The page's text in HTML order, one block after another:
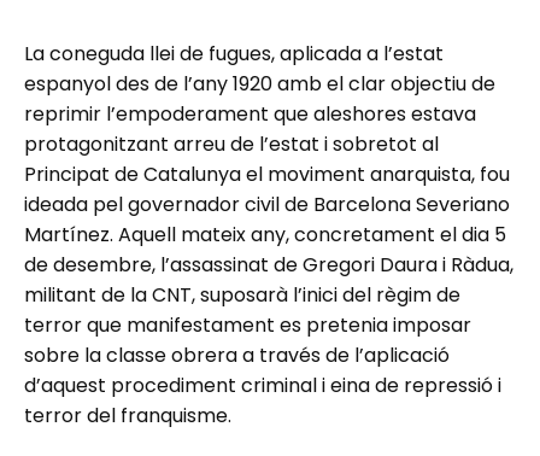
La coneguda llei de fugues, aplicada a l’estat
espanyol des de l’any 1920 amb el clar objectiu de
reprimir l’empoderament que aleshores estava
protagonitzant arreu de l’estat i sobretot al
Principat de Catalunya el moviment anarquista, fou
ideada pel governador civil de Barcelona Severiano
Martínez. Aquell mateix any, concretament el dia 5
de desembre, l’assassinat de Gregori Daura i Ràdua,
militant de la CNT, suposarà l’inici del règim de
terror que manifestament es pretenia imposar
sobre la classe obrera a través de l’aplicació
d’aquest procediment criminal i eina de repressió i
terror del franquisme.